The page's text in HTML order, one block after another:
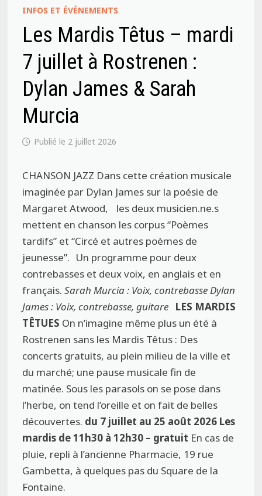
INFOS ET ÉVÉNEMENTS
Les Mardis Têtus – mardi
7 juillet à Rostrenen :
Dylan James & Sarah
Murcia
2 juillet 2026
CHANSON JAZZ Dans cette création musicale
imaginée par Dylan James sur la poésie de
Margaret Atwood, les deux musicien.ne.s
mettent en chanson les corpus “Poèmes
tardifs” et “Circé et autres poèmes de
jeunesse”. Un programme pour deux
contrebasses et deux voix, en anglais et en
français.Sarah Murcia : Voix, contrebasse Dylan
James : Voix, contrebasse, guitare LES MARDIS
TÊTUES On n’imagine même plus un été à
Rostrenen sans les Mardis Têtus : Des
concerts gratuits, au plein milieu de la ville et
du marché; une pause musicale fin de
matinée. Sous les parasols on se pose dans
l’herbe, on tend l’oreille et on fait de belles
découvertes. du 7 juillet au 25 août 2026 Les
mardis de 11h30 à 12h30 – gratuit En cas de
pluie, repli à l’ancienne Pharmacie, 19 rue
Gambetta, à quelques pas du Square de la
Fontaine.